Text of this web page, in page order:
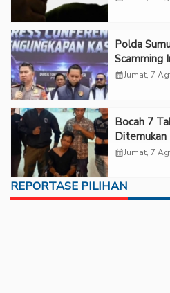
Polda
Scamming
Rp6,7 Miliar
calendar_monthJumat, 7
Bocah 7
Ditemukan
Korban
calendar_monthJumat, 7
REPORTASE PILIHAN